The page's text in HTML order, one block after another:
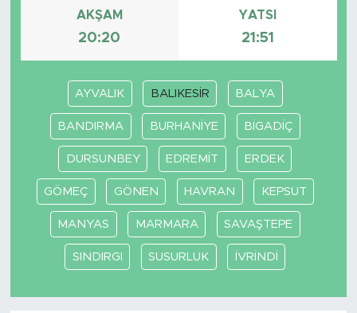
AKŞAM
20:20
YATSI
21:51
AYVALIK BALIKESİR BALYA
BANDIRMA BURHANİYE BİGADİÇ
DURSUNBEY EDREMİT ERDEK
GÖMEÇ GÖNEN HAVRAN KEPSUT
MANYAS MARMARA SAVAŞTEPE
SINDIRGI SUSURLUK İVRİNDİ